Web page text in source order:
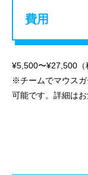
費用
¥5,500〜¥27,500（
※チームでマウスガ
可能です。詳細は